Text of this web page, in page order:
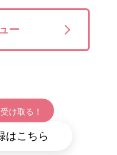
ー
け取る！
はこちら